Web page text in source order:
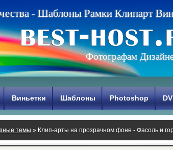
ества - Шаблоны Рамки Клипарт Ви
Фотографам
Виньетки Шаблоны Photoshop
темы » Клип-арты на прозрачном фоне - Фасоль и